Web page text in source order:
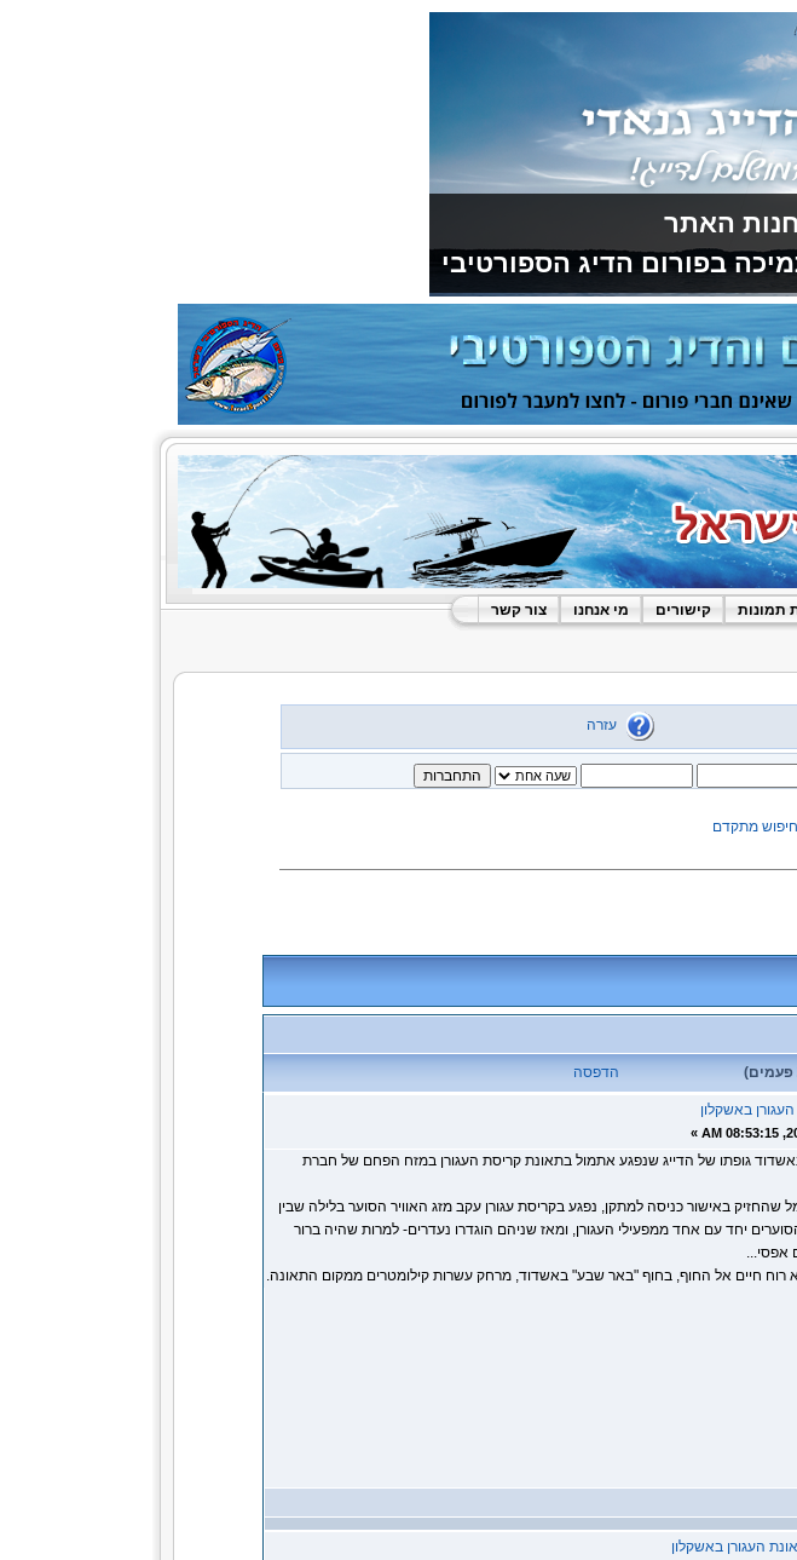
האתר
בפורום הדיג הספורטיבי
תמונות קישורים מי אנחנו צור קשר
עזרה
חיפוש מתקדם
הדפסה
באשקלון
גופתו של הדייג שנפגע אתמול בתאונת קריסת העגורן במזח הפחם של חברת
שהחזיק באישור כניסה למתקן, נפגע בקריסת עגורן עקב מזג האוויר הסוער בלילה שבין
3), נפל למים הסוערים יחד עם אחד ממפעילי העגורן, ומאז שניהם הוגדרו נעדרים- למרות שהיה ברור
אפסי...
רוח חיים אל החוף, בחוף "באר שבע" באשדוד, מרחק עשרות קילומטרים ממקום התאונה.
העגורן באשקלון